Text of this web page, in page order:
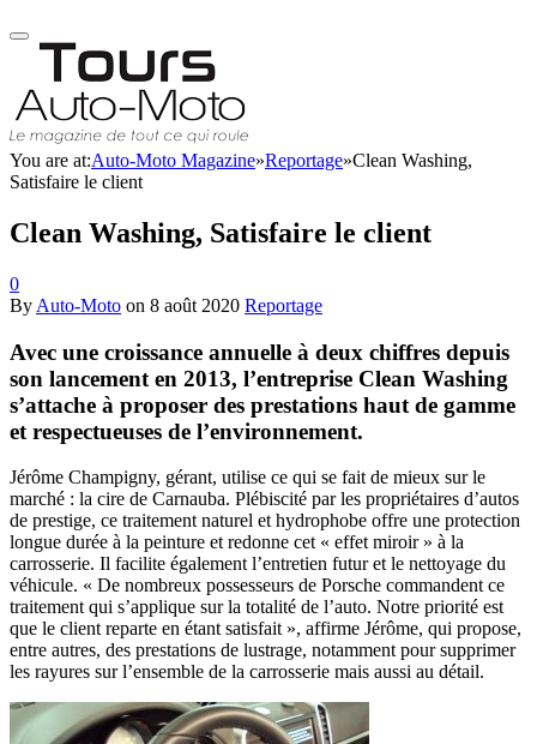
You are at:Auto-Moto Magazine»Reportage»Clean Washing,
Satisfaire le client
Clean Washing, Satisfaire le client
0
By Auto-Moto on 8 août 2020 Reportage
Avec une croissance annuelle à deux chiffres depuis
son lancement en 2013, l’entreprise Clean Washing
s’attache à proposer des prestations haut de gamme
et respectueuses de l’environnement.
Jérôme Champigny, gérant, utilise ce qui se fait de mieux sur le
marché : la cire de Carnauba. Plébiscité par les propriétaires d’autos
de prestige, ce traitement naturel et hydrophobe offre une protection
longue durée à la peinture et redonne cet « effet miroir » à la
carrosserie. Il facilite également l’entretien futur et le nettoyage du
véhicule. « De nombreux possesseurs de Porsche commandent ce
traitement qui s’applique sur la totalité de l’auto. Notre priorité est
que le client reparte en étant satisfait », affirme Jérôme, qui propose,
entre autres, des prestations de lustrage, notamment pour supprimer
les rayures sur l’ensemble de la carrosserie mais aussi au détail.